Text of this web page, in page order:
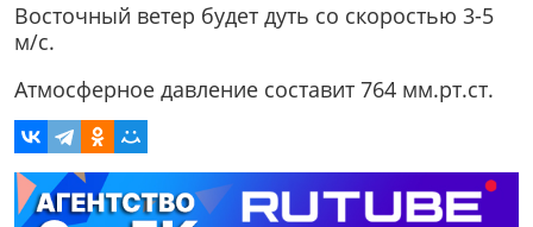
Восточный ветер будет дуть со скоростью 3-5
м/с.
Атмосферное давление составит 764 мм.рт.ст.